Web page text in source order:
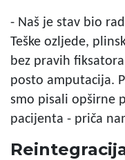
- Naš je stav bio
Teške ozljede,
bez pravih
posto amputacija.
smo pisali opširne
pacijenta - priča